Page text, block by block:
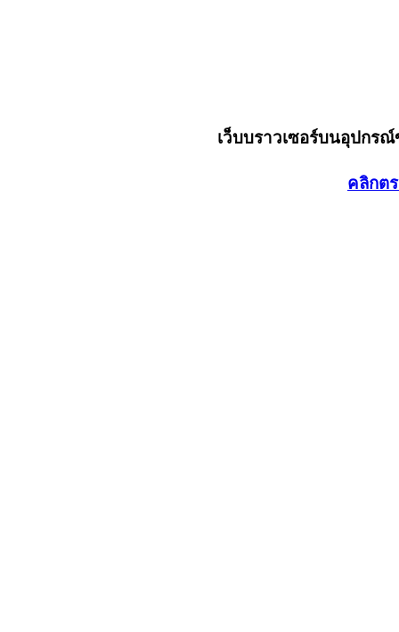
เว็บบราวเซอร์บนอุปกร
คลิกต